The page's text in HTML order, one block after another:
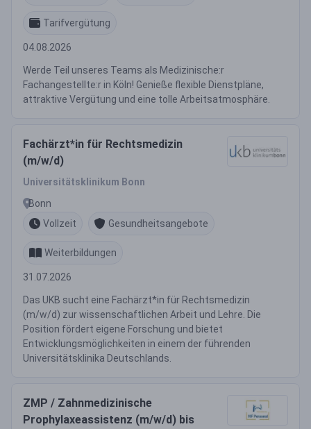
Tarifvergütung
04.08.2026
Werde Teil unseres Teams als Medizinische:r
Fachangestellte:r in Köln! Genieße flexible Dienstpläne,
attraktive Vergütung und eine tolle Arbeitsatmosphäre.
Fachärzt*in für Rechtsmedizin
(m/w/d)
Universitätsklinikum Bonn
Bonn
Vollzeit
Gesundheitsangebote
Weiterbildungen
31.07.2026
Das UKB sucht eine Fachärzt*in für Rechtsmedizin
(m/w/d) zur wissenschaftlichen Arbeit und Lehre. Die
Position fördert eigene Forschung und bietet
Entwicklungsmöglichkeiten in einem der führenden
Universitätsklinika Deutschlands.
ZMP / Zahnmedizinische
Prophylaxeassistenz (m/w/d) bis